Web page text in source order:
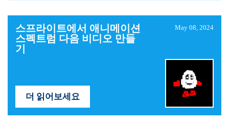
스프라이트에서 애니메이션
스펙트럼 다음 비디오 만들
기
May 08, 2024
더 읽어보세요